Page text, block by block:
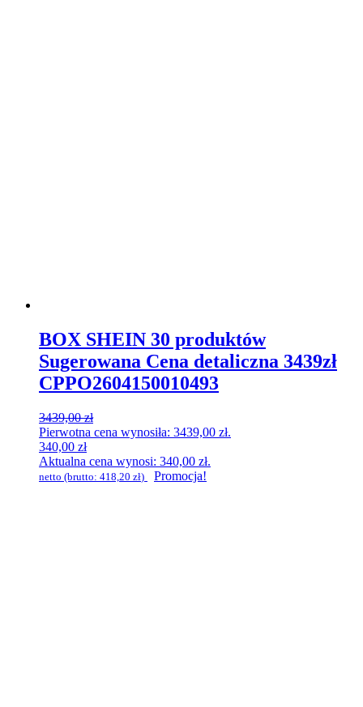
BOX SHEIN 30 produktów
Sugerowana Cena detaliczna 3439zł
CPPO2604150010493
3439,00zł
Pierwotna cena wynosiła: 3439,00 zł.
340,00 zł
Aktualna cena wynosi: 340,00 zł.
netto (brutto: 418,20 zł) Promocja!